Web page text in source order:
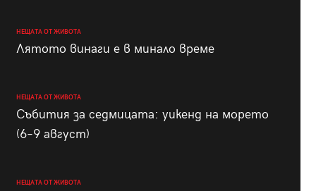
НЕЩАТА ОТ ЖИВОТА
Лятото винаги е в минало време
НЕЩАТА ОТ ЖИВОТА
Събития за седмицата: уикенд на морето
(6–9 август)
НЕЩАТА ОТ ЖИВОТА